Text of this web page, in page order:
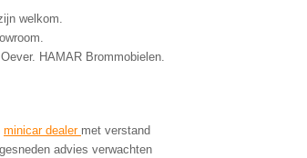
welkom.
HAMAR Brommobielen.
minicar dealer met verstand
advies verwachten